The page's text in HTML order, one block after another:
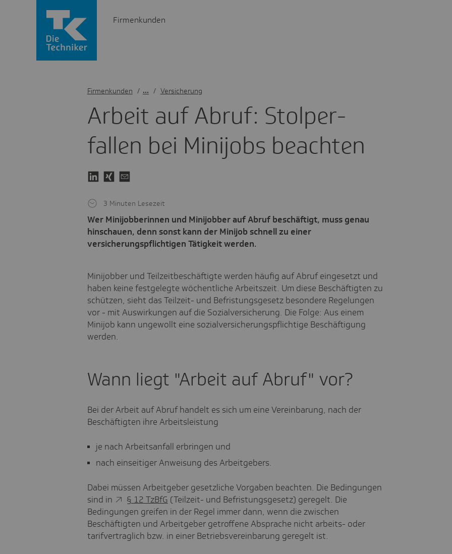
Firmenkunden
Arbeit auf Abruf: Stol­per­
fallen bei Mini­jobs beachten
Wer Minijobberinnen und Minijobber auf Abruf beschäftigt, muss genau
hinschauen, denn sonst kann der Minijob schnell zu einer
versicherungspflichtigen Tätigkeit werden.
3 Minuten Lesezeit
Firmenkunden / Versicherung
Minijobber und Teilzeitbeschäftigte werden häufig auf Abruf eingesetzt und
haben keine festgelegte wöchentliche Arbeitszeit. Um diese Beschäftigten zu
schützen, sieht das Teilzeit- und Befristungsgesetz besondere Regelungen
vor - mit Auswirkungen auf die Sozialversicherung. Die Folge: Aus einem
Minijob kann ungewollt eine sozialversicherungspflichtige Beschäftigung
werden.
Wann liegt "Arbeit auf Abruf" vor?
Bei der Arbeit auf Abruf handelt es sich um eine Vereinbarung, nach der
Beschäftigten ihre Arbeitsleistung
je nach Arbeitsanfall erbringen und
nach einseitiger Anweisung des Arbeitgebers.
Dabei müssen Arbeitgeber gesetzliche Vorgaben beachten. Die Bedingungen
sind in
§ 12 TzBfG (Teilzeit- und Befristungsgesetz) geregelt. Die
Bedingungen greifen in der Regel immer dann, wenn die zwischen
Beschäftigten und Arbeitgeber getroffene Absprache nicht arbeits- oder
tarifvertraglich bzw. in einer Betriebsvereinbarung geregelt ist.